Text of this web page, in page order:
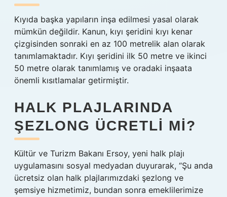
Kıyıda başka yapıların inşa edilmesi yasal olarak
mümkün değildir. Kanun, kıyı şeridini kıyı kenar
çizgisinden sonraki en az 100 metrelik alan olarak
tanımlamaktadır. Kıyı şeridini ilk 50 metre ve ikinci
50 metre olarak tanımlamış ve oradaki inşaata
önemli kısıtlamalar getirmiştir.
HALK PLAJLARINDA
ŞEZLONG ÜCRETLI MI?
Kültür ve Turizm Bakanı Ersoy, yeni halk plajı
uygulamasını sosyal medyadan duyurarak, “Şu anda
ücretsiz olan halk plajlarımızdaki şezlong ve
şemsiye hizmetimiz, bundan sonra emeklilerimize